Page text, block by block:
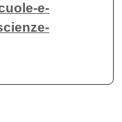
e-